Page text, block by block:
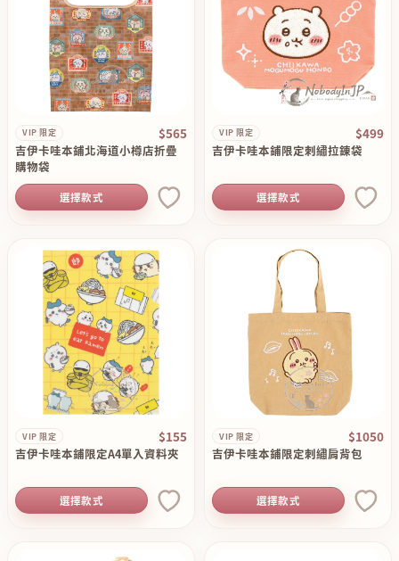
VIP 限定 $565
吉伊卡哇本鋪北海道小樽店折疊
購物袋
選擇款式
VIP 限定 $499
吉伊卡哇本鋪限定刺繡拉錬袋
選擇款式
VIP 限定 $155
吉伊卡哇本鋪限定A4單入資料夾
選擇款式
VIP 限定 $1050
吉伊卡哇本鋪限定刺繡肩背包
選擇款式